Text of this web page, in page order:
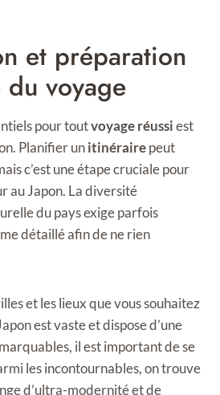
et préparation
voyage
pour toutvoyage réussiest
Planifier unitinérairepeut
c’est une étape cruciale pour
au Japon. La diversité
du pays exige parfois
détaillé afin de ne rien
et les lieux que vous souhaitez
est vaste et dispose d’une
il est important de se
les incontournables, on trouve
d’ultra-modernité et de